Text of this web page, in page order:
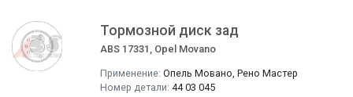
Тормозной диск зад
ABS 17331, Opel Movano
Применение: Опель Мовано, Рено Мастер
Номер детали: 44 03 045